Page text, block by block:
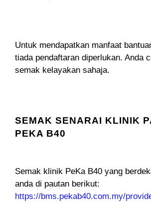
Untuk mendapatkan manfaat
tiada pendaftaran diperlukan. Anda
semak kelayakan sahaja.
SEMAK SENARAI KLINIK
PEKA B40
Semak klinik PeKa B40 yang
anda di pautan berikut:
https://bms.pekab40.com.my/